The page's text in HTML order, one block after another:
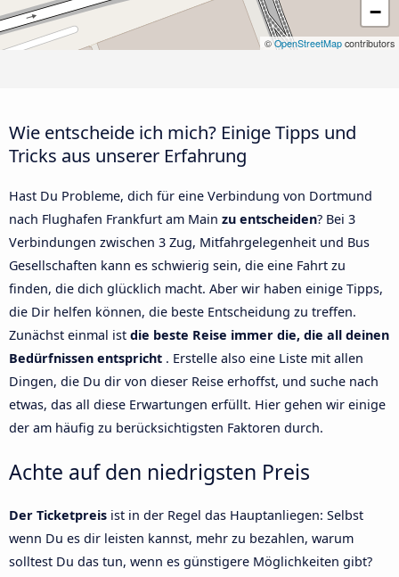
−
©OpenStreetMap contributors
Wie entscheide ich mich? Einige Tipps und
Tricks aus unserer Erfahrung
Hast Du Probleme, dich für eine Verbindung von Dortmund
nach Flughafen Frankfurt am Main zu entscheiden? Bei 3
Verbindungen zwischen 3 Zug, Mitfahrgelegenheit und Bus
Gesellschaften kann es schwierig sein, die eine Fahrt zu
finden, die dich glücklich macht. Aber wir haben einige Tipps,
die Dir helfen können, die beste Entscheidung zu treffen.
Zunächst einmal ist die beste Reise immer die, die all deinen
Bedürfnissen entspricht . Erstelle also eine Liste mit allen
Dingen, die Du dir von dieser Reise erhoffst, und suche nach
etwas, das all diese Erwartungen erfüllt. Hier gehen wir einige
der am häufig zu berücksichtigsten Faktoren durch.
Achte auf den niedrigsten Preis
Der Ticketpreis ist in der Regel das Hauptanliegen: Selbst
wenn Du es dir leisten kannst, mehr zu bezahlen, warum
solltest Du das tun, wenn es günstigere Möglichkeiten gibt?